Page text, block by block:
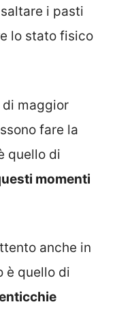
i pasti
lo stato fisico
maggior
fare la
quello di
momenti
anche in
è quello di